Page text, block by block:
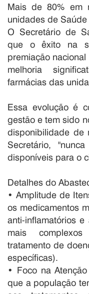
Mais de 80% em
unidades de Saúde
O Secretário de
que o êxito na
premiação
melhoria
farmácias das
Essa evolução é
gestão e tem sido
disponibilidade de
Secretário,
disponíveis para o
Detalhes do
• Amplitude de
os medicamentos
anti-inflamatórios
mais
tratamento de
específicas).
• Foco na
que a população